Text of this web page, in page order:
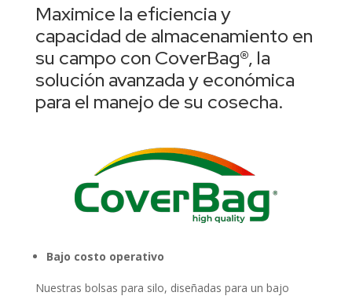
Maximice la eficiencia y
capacidad de almacenamiento en
su campo con CoverBag®, la
solución avanzada y económica
para el manejo de su cosecha.
Bajo costo operativo
Nuestras bolsas para silo, diseñadas para un bajo